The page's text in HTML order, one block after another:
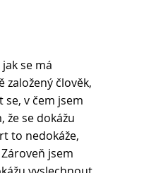
se má
člověk,
se, v čem jsem
že se dokážu
to nedokáže,
jsem